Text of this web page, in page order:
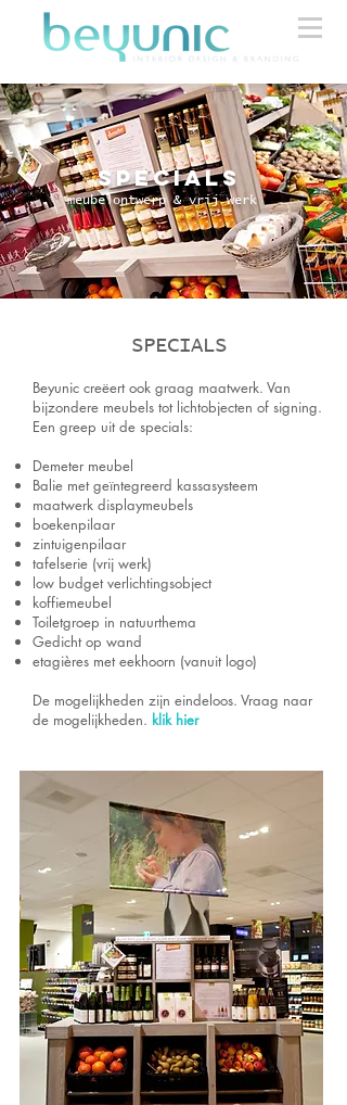
SpECIALS
meubelontwerp & vrij werk
SPECIALS
Beyunic creëert ook graag maatwerk. Van
bijzondere meubels tot lichtobjecten of signing.
Een greep uit de specials:
Demeter meubel
Balie met geïntegreerd kassasysteem
maatwerk displaymeubels
boekenpilaar
zintuigenpilaar
tafelserie (vrij werk)
low budget verlichtingsobject
koffiemeubel
Toiletgroep in natuurthema
Gedicht op wand
etagières met eekhoorn (vanuit logo)
De mogelijkheden zijn eindeloos. Vraag naar
de mogelijkheden. klik hier